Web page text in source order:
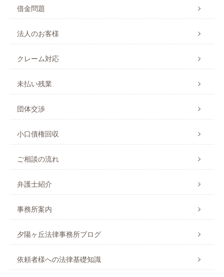
借金問題
法人のお客様
クレーム対応
未払い残業
団体交渉
小口債権回収
ご相談の流れ
弁護士紹介
事務所案内
夕陽ヶ丘法律事務所ブログ
依頼者様への法律基礎知識